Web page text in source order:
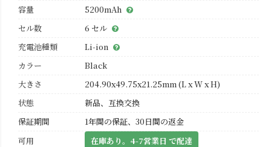
容量
5200mAh
セル数
6 セル
充電池種類
Li-ion
カラー
Black
大きさ
204.90x49.75x21.25mm (L x W x H)
状態
新品、互換交換
保証期間
1年間の保証、30日間の返金
可用
在庫あり。4-7営業日 で配達